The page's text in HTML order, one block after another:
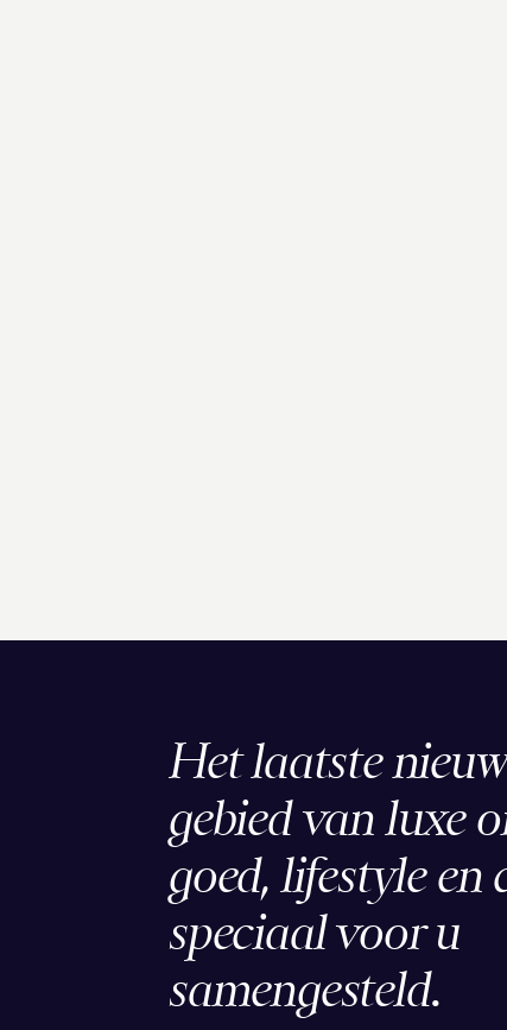
Het laatste
gebied van luxe
goed, lifestyle en
speciaal voor u
samengesteld.